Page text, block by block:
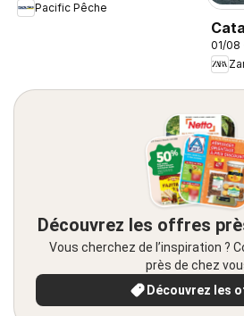
Pacific Pêche
01/08
Découvrez les offres
Vous cherchez de l’inspiration ?
près de chez
Découvrez les